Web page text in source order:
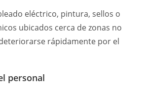
eléctrico, pintura, sellos o
ubicados cerca de zonas no
rápidamente por el
personal